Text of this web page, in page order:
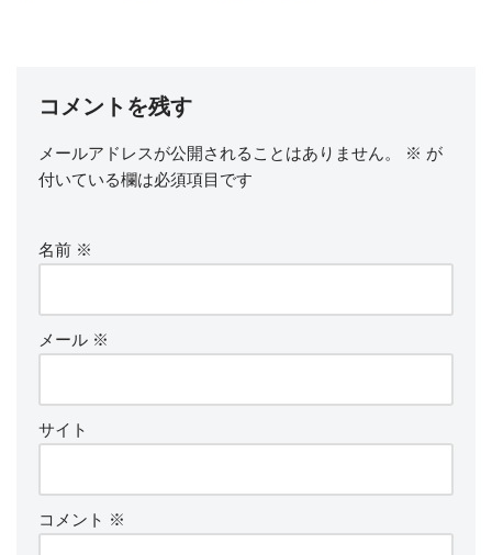
コメントを残す
メールアドレスが公開されることはありません。 ※ が
付いている欄は必須項目です
名前 ※
メール ※
サイト
コメント ※